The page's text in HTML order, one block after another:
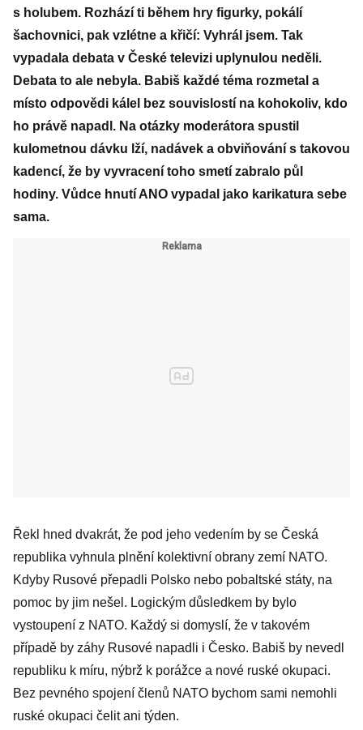
s holubem. Rozhází ti během hry figurky, pokálí
šachovnici, pak vzlétne a křičí: Vyhrál jsem. Tak
vypadala debata v České televizi uplynulou neděli.
Debata to ale nebyla. Babiš každé téma rozmetal a
místo odpovědi kálel bez souvislostí na kohokoliv, kdo
ho právě napadl. Na otázky moderátora spustil
kulometnou dávku lží, nadávek a obviňování s takovou
kadencí, že by vyvracení toho smetí zabralo půl
hodiny. Vůdce hnutí ANO vypadal jako karikatura sebe
sama.
Řekl hned dvakrát, že pod jeho vedením by se Česká
republika vyhnula plnění kolektivní obrany zemí NATO.
Kdyby Rusové přepadli Polsko nebo pobaltské státy, na
pomoc by jim nešel. Logickým důsledkem by bylo
vystoupení z NATO. Každý si domyslí, že v takovém
případě by záhy Rusové napadli i Česko. Babiš by nevedl
republiku k míru, nýbrž k porážce a nové ruské okupaci.
Bez pevného spojení členů NATO bychom sami nemohli
ruské okupaci čelit ani týden.